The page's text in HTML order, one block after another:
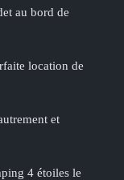
au bord de
location de
et
4 étoiles le